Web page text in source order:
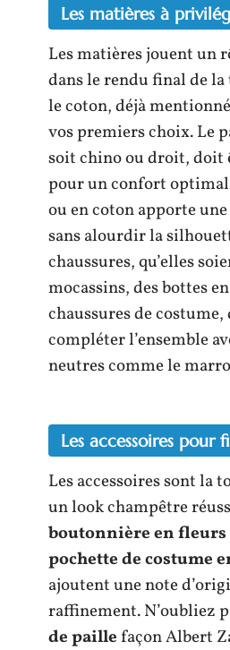
Les matières à
Les matières jouent un
dans le rendu final de
le coton, déjà
vos premiers choix. Le
soit chino ou droit, doit
pour un confort
ou en coton apporte une
sans alourdir la
chaussures, qu’elles
mocassins, des bottes
chaussures de
compléter l’ensemble
neutres comme le
Les accessoires pour
Les accessoires sont la
un look champêtre
boutonnière en fleurs
pochette de costume
ajoutent une note
raffinement. N’oubliez
de paillefaçon Albert